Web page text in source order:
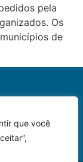
que você
pela
Os
de